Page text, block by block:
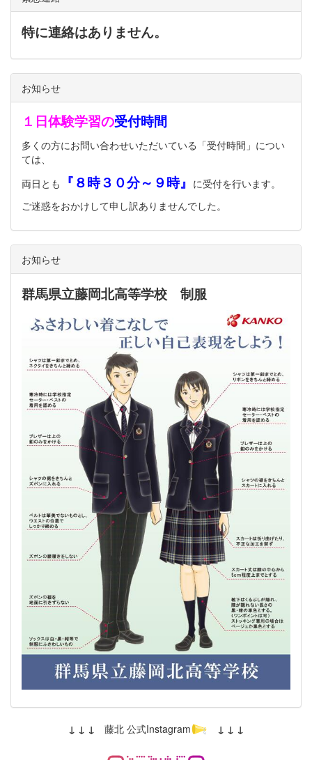
特に連絡はありません。
お知らせ
１日体験学習の受付時間
多くの方にお問い合わせいただいている「受付時間」につい
ては、
両日とも
『８時３０分～９時』 に受付を行います。
ご迷惑をおかけして申し訳ありませんでした。
お知らせ
群馬県立藤岡北高等学校 制服
↓ ↓ ↓ 藤北 公式Instagram ↓ ↓ ↓